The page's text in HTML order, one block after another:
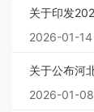
关于印发
2026-01-14
关于公布河
2026-01-08